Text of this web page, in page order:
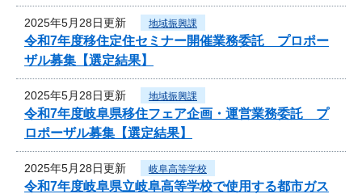
2025年5月28日更新 地域振興課
令和7年度移住定住セミナー開催業務委託 プロポー
ザル募集【選定結果】
2025年5月28日更新 地域振興課
令和7年度岐阜県移住フェア企画・運営業務委託 プ
ロポーザル募集【選定結果】
2025年5月28日更新 岐阜高等学校
令和7年度岐阜県立岐阜高等学校で使用する都市ガス